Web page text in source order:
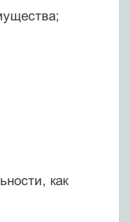
как